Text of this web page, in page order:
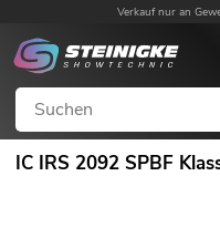
Verkauf nur an
IC IRS 2092 SPBF